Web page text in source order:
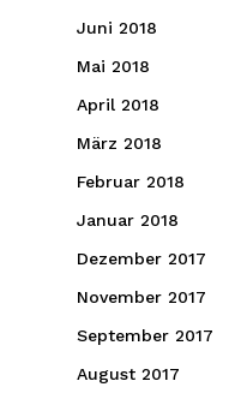
Juni 2018
Mai 2018
April 2018
März 2018
Februar 2018
Januar 2018
Dezember 2017
November 2017
September 2017
August 2017